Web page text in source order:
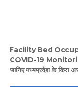
Facility Bed
COVID-19
जानिए मध्यप्रदेश के किस